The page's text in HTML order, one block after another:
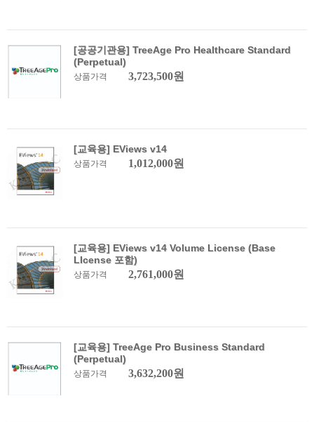
[공공기관용] TreeAge Pro Healthcare Standard
(Perpetual)
상품가격 3,723,500원
[교육용] EViews v14
상품가격 1,012,000원
[교육용] EViews v14 Volume License (Base
LIcense 포함)
상품가격 2,761,000원
[교육용] TreeAge Pro Business Standard
(Perpetual)
상품가격 3,632,200원